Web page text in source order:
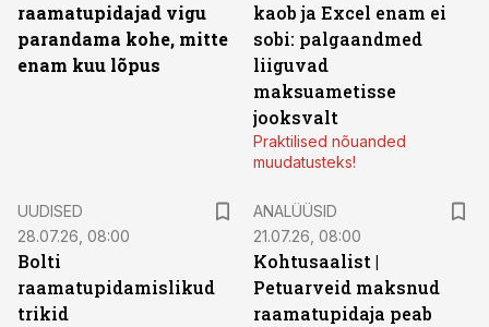
raamatupidajad vigu
parandama kohe, mitte
enam kuu lõpus
kaob ja Excel enam ei
sobi: palgaandmed
liiguvad
maksuametisse
jooksvalt
Praktilised nõuanded
muudatusteks!
UUDISED
28.07.26, 08:00
Bolti
raamatupidamislikud
trikid
ANALÜÜSID
21.07.26, 08:00
Kohtusaalist|
Petuarveid maksnud
raamatupidaja peab